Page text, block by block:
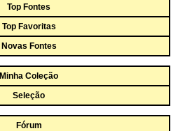
Top Fontes
Top Favoritas
Novas Fontes
Minha Coleção
Seleção
Fórum